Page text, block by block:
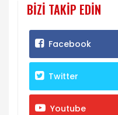
BIZI TAKIP EDIN
Facebook
Twitter
Youtube